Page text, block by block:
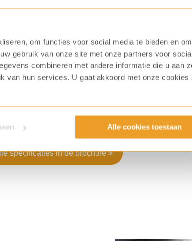
om functies voor social media te bieden en
gebruik van onze site met onze partners voor
combineren met andere informatie die u aan
van hun services. U gaat akkoord met onze cookies
Alle cookies toestaan
mogelijk
ingrediënten kies jij?
is de koffiemachine voorzien van 4
en suiker. Het is daarnaast ook mogelijk om
voor soep. In slechts 8 seconden is een heerlijke
specificaties in de brochure